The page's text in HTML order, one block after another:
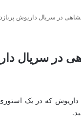
در سریال داریوش
در سریال
که در یک استوری